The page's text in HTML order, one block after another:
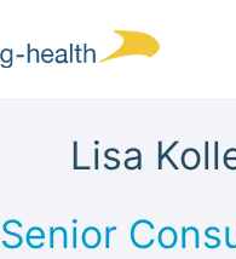
Lisa
Senior